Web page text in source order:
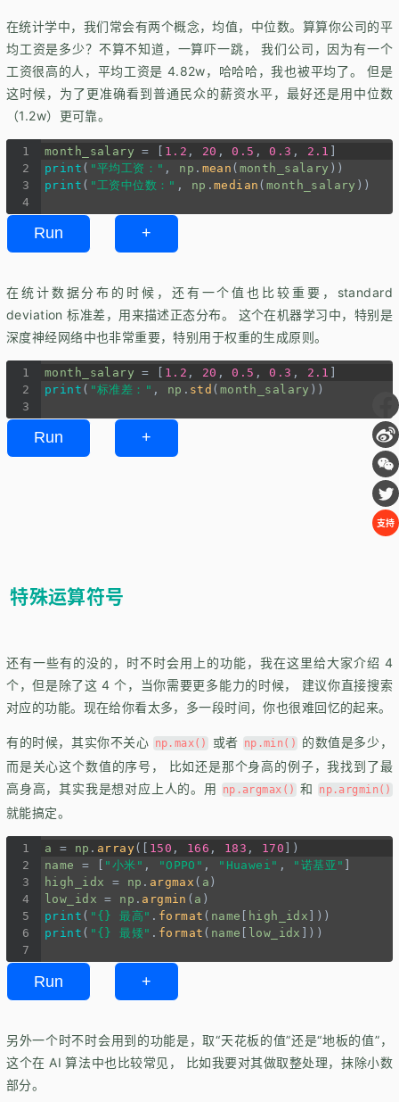
支持
在统计学中，我们常会有两个概念，均值，中位数。算算你公司的平
均工资是多少？不算不知道，一算吓一跳， 我们公司，因为有一个
工资很高的人，平均工资是 4.82w，哈哈哈，我也被平均了。 但是
这时候，为了更准确看到普通民众的薪资水平，最好还是用中位数
（1.2w）更可靠。
1 month_salary = 1.2 , 20 , 0.5 , 0.3 , 2.1
2
print ( "平均工资：" , np . mean ( month_salary ))
3
print ( "工资中位数：" , np . median ( month_salary ))
4
Run +
在统计数据分布的时候，还有一个值也比较重要，standard
deviation 标准差，用来描述正态分布。 这个在机器学习中，特别是
深度神经网络中也非常重要，特别用于权重的生成原则。
1 month_salary = 1.2 , 20 , 0.5 , 0.3 , 2.1
2
print ( "标准差：" , np . std ( month_salary ))
3
Run +
特殊运算符号
还有一些有的没的，时不时会用上的功能，我在这里给大家介绍 4
个，但是除了这 4 个，当你需要更多能力的时候， 建议你直接搜索
对应的功能。现在给你看太多，多一段时间，你也很难回忆的起来。
有的时候，其实你不关心 np.max() 或者 np.min()
的数值是多少，
而是关心这个数值的序号， 比如还是那个身高的例子，我找到了最
高身高，其实我是想对应上人的。用
np.argmax() 和 np.argmin()
就能搞定。
1 a = np . array([ 150 , 166 , 183 , 170 ])
2
name = "小米" , "OPPO" , "Huawei" , "诺基亚"
3
high_idx = np . argmax ( a )
4
low_idx = np . argmin ( a )
5
print ( "{} 最高" . format ( name high_idx ]))
6
print ( "{} 最矮" . format ( name low_idx
]))
7
Run +
另外一个时不时会用到的功能是，取 天花板的值 还是 地板的值 ，
这个在 AI 算法中也比较常见， 比如我要对其做取整处理，抹除小数
部分。